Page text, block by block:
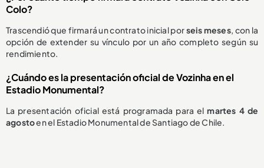
Colo?
Trascendió que firmará un contrato inicial porseis meses, con la
opción de extender su vínculo por un año completo según su
rendimiento.
¿Cuándo es la presentación oficial de Vozinha en el
Estadio Monumental?
La presentación oficial está programada para elmartes 4 de
agostoen el Estadio Monumental de Santiago de Chile.